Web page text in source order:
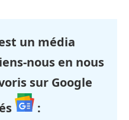
un média
nous en nous
sur Google
: